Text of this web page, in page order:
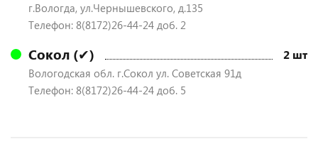
г.Вологда, ул.Чернышевского, д.135
Телефон: 8(8172)26-44-24 доб. 2
Сокол (✔) 2 шт
Вологодская обл. г.Сокол ул. Советская 91д
Телефон: 8(8172)26-44-24 доб. 5